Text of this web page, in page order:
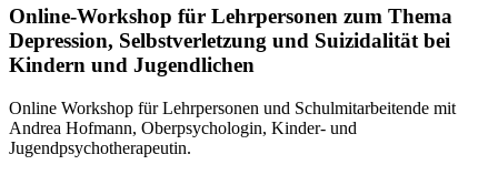
Online-Workshop für Lehrpersonen zum Thema
Depression, Selbstverletzung und Suizidalität bei
Kindern und Jugendlichen
Online Workshop für Lehrpersonen und Schulmitarbeitende mit
Andrea Hofmann, Oberpsychologin, Kinder- und
Jugendpsychotherapeutin.